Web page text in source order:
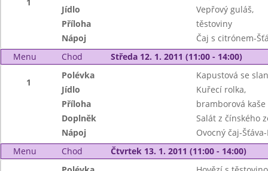
Jídlo
Vepřový guláš,
Příloha
těstoviny
Nápoj
Čaj s citrónem-
Menu
Chod Středa 12. 1. 2011 (11:00 - 14:00)
1
Polévka
Kapustová se
Jídlo
Kuřecí rolka,
Příloha
bramborová kaše
Doplněk
Salát z čínského
Nápoj
Ovocný čaj-
Menu
Chod Čtvrtek 13. 1. 2011 (11:00 - 14:00)